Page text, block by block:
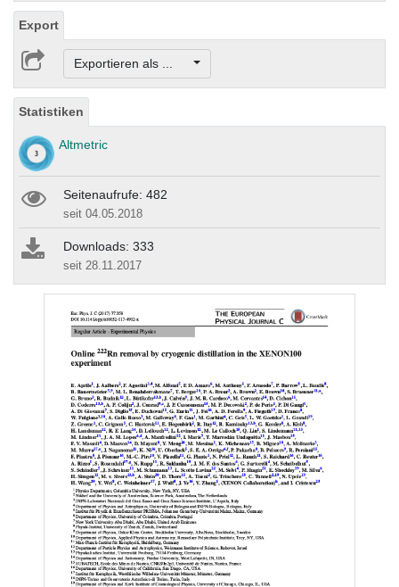
Export
Exportieren als ...
Statistiken
Altmetric
Seitenaufrufe: 482
seit 04.05.2018
Downloads: 333
seit 28.11.2017